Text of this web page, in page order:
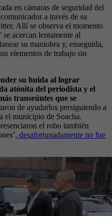
en cámaras de seguridad del
a través de su
Allí se observa el momento
se acercan lentamente al
su maniobra y, enseguida,
elementos de trabajo sin
su huida al lograr
atónita del periodista y el
transeúntes que se
de ayudarlos persiguiendo a
el municipio de Soacha.
el robo también
desafortunadamente no fue